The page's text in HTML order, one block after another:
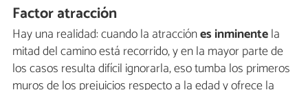
Factor atracción
Hay una realidad: cuando la atracciónes inminentela
mitad del camino está recorrido, y en la mayor parte de
los casos resulta difícil ignorarla, eso tumba los primeros
muros de los prejuicios respecto a la edad y ofrece la